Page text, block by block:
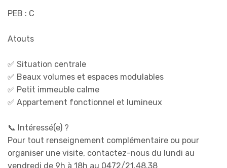
PEB : C
Atouts
✅ Situation centrale
✅ Beaux volumes et espaces modulables
✅ Petit immeuble calme
✅ Appartement fonctionnel et lumineux
📞 Intéressé(e) ?
Pour tout renseignement complémentaire ou pour
organiser une visite, contactez-nous du lundi au
vendredi de 9h à 18h au 0472/21.48.38